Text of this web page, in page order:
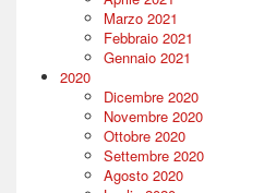
Marzo 2021
Febbraio 2021
Gennaio 2021
2020
Dicembre 2020
Novembre 2020
Ottobre 2020
Settembre 2020
Agosto 2020